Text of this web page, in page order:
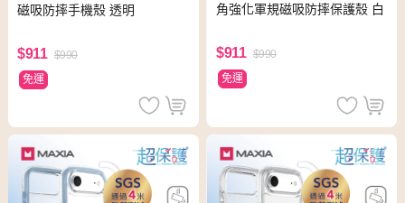
磁吸防摔手機殼 透明
$911 $990
免運
角強化軍規磁吸防摔保護殼 白
$911 $990
免運